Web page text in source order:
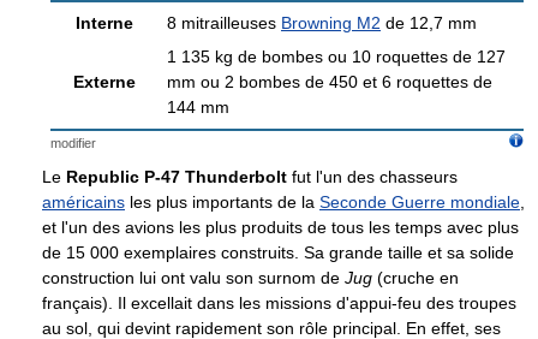
Interne
8 mitrailleuses Browning M2 de 12,7 mm
Externe
1 135 kg de bombes ou 10 roquettes de 127
mm ou 2 bombes de 450 et 6 roquettes de
144 mm
modifier
Le Republic P-47 Thunderbolt fut l'un des chasseurs
américains les plus importants de la Seconde Guerre mondiale
et l'un des avions les plus produits de tous les temps avec plus
de 15 000 exemplaires construits. Sa grande taille et sa solide
construction lui ont valu son surnom de Jug (cruche en
français). Il excellait dans les missions d'appui-feu des troupes
au sol, qui devint rapidement son rôle principal. En effet, ses